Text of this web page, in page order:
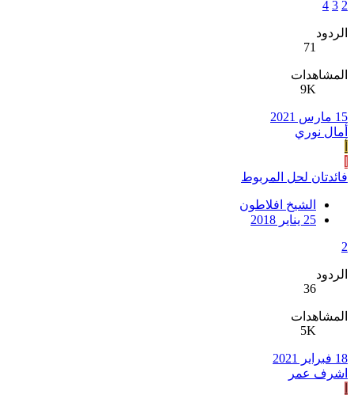
2
3
4
الردود
71
المشاهدات
9K
15 مارس 2021
أمال نوري
فائدتان لحل المربوط
الشيخ افلاطون
25 يناير 2018
2
الردود
36
المشاهدات
5K
18 فبراير 2021
اشرف عمر